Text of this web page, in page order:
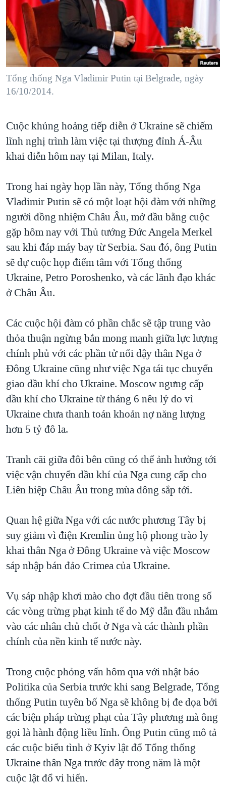
"Tìm"NGƯỜI VIỆT HẢI NGOẠI
ĐỜI SỐNG
KINH TẾ
KHOA HỌC
SỨC KHOẺ
GIÁO DỤC
TẠI
HÀNH TRÌNH BẦU CỬ 2024
MỘT NĂM CHIẾN TRANH TẠI DẢI GAZA
GIẢI MÃ VÀNH ĐAI & CON ĐƯỜNG
NGÀY TỊ NẠN THẾ GIỚI
TRỊNH VĨNH BÌNH - NGƯỜI HẠ 'BÊN THẮNG CUỘC'
CHI PHÍ CHIẾN TRANH AFGHANISTAN
CÁC GIÁ TRỊ CỘNG HÒA Ở VIỆT NAM
TRỊNH VĨNH BÌNH VS. CHÍNH PHỦ VIỆT NAM
NGƯ DÂN VIỆT VÀ LÀN SÓNG TRỘM HẢI SÂM
BÊN KIA QUỐC LỘ: TIẾNG VỌNG TỪ NÔNG THÔN MỸ
QUAN HỆ VIỆT MỸ
VIDEO
NGHE
MẠNG XÃ HỘI
Tổng thống Nga Vladimir Putin tại Belgrade, ngày
16/10/2014.
Cuộc khủng hoảng tiếp diễn ở Ukraine sẽ chiếm
lĩnh nghị trình làm việc tại thượng đỉnh Á-Âu
khai diễn hôm nay tại Milan, Italy.
Trong hai ngày họp lần này, Tổng thống Nga
Vladimir Putin sẽ có một loạt hội đàm với những
người đồng nhiệm Châu Âu, mở đầu bằng cuộc
gặp hôm nay với Thủ tướng Đức Angela Merkel
sau khi đáp máy bay từ Serbia. Sau đó, ông Putin
sẽ dự cuộc họp điểm tâm với Tổng thống
Ukraine, Petro Poroshenko, và các lãnh đạo khác
ở Châu Âu.
Các cuộc hội đàm có phần chắc sẽ tập trung vào
thỏa thuận ngừng bắn mong manh giữa lực lượng
chính phủ với các phần tử nổi dậy thân Nga ở
Đông Ukraine cũng như việc Nga tái tục chuyển
giao dầu khí cho Ukraine. Moscow ngưng cấp
dầu khí cho Ukraine từ tháng 6 nêu lý do vì
Ukraine chưa thanh toán khoản nợ năng lượng
hơn 5 tỷ đô la.
Tranh cãi giữa đôi bên cũng có thể ảnh hưởng tới
việc vận chuyển dầu khí của Nga cung cấp cho
Liên hiệp Châu Âu trong mùa đông sắp tới.
Quan hệ giữa Nga với các nước phương Tây bị
suy giảm vì điện Kremlin ủng hộ phong trào ly
khai thân Nga ở Đông Ukraine và việc Moscow
sáp nhập bán đảo Crimea của Ukraine.
Vụ sáp nhập khơi mào cho đợt đầu tiên trong số
các vòng trừng phạt kinh tế do Mỹ dẫn đầu nhắm
vào các nhân chủ chốt ở Nga và các thành phần
chính của nền kinh tế nước này.
Trong cuộc phỏng vấn hôm qua với nhật báo
Politika của Serbia trước khi sang Belgrade, Tổng
thống Putin tuyên bố Nga sẽ không bị đe dọa bởi
các biện pháp trừng phạt của Tây phương mà ông
gọi là hành động liều lĩnh. Ông Putin cũng mô tả
các cuộc biểu tình ở Kyiv lật đổ Tổng thống
Ukraine thân Nga trước đây trong năm là một
cuộc lật đổ vi hiến.